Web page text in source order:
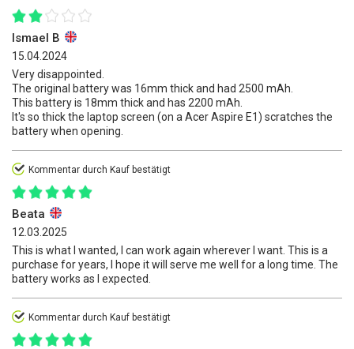
Ismael B
15.04.2024
Very disappointed.
The original battery was 16mm thick and had 2500 mAh.
This battery is 18mm thick and has 2200 mAh.
It's so thick the laptop screen (on a Acer Aspire E1) scratches the
battery when opening.
Kommentar durch Kauf bestätigt
Beata
12.03.2025
This is what I wanted, I can work again wherever I want. This is a
purchase for years, I hope it will serve me well for a long time. The
battery works as I expected.
Kommentar durch Kauf bestätigt